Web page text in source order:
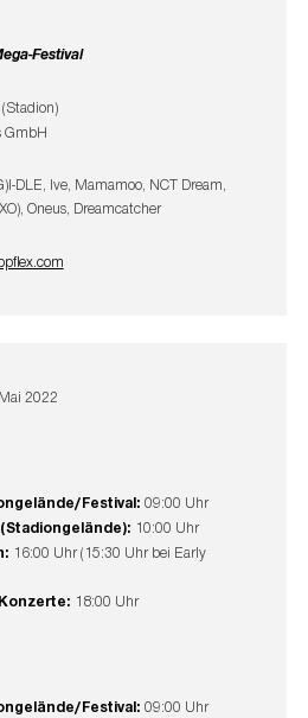
Festival
GmbH
DLE, Ive, Mamamoo, NCT Dream,
Oneus, Dreamcatcher
2022
Festival: 09:00 Uhr
10:00 Uhr
16:00 Uhr (15:30 Uhr bei Early
18:00 Uhr
Festival: 09:00 Uhr